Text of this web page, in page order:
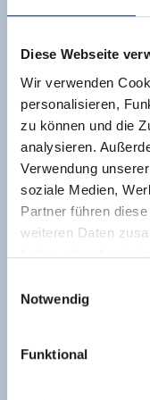
Diese Webseite
Wir verwenden
personalisieren,
zu können und die
analysieren.
Verwendung
soziale Medien,
Partner führen
weiteren Daten
haben oder die sie
Rohr 23// A-6280
Notwendig
Funktional
grootte van de
mensen |
Onze kamers
onze
groot bed, veel
weer kracht en
midden in het